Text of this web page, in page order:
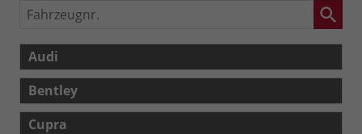
Fahrzeugnr.
Audi
Bentley
Cupra